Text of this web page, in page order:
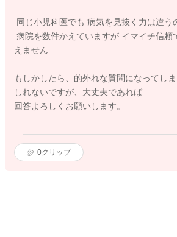
同じ小児科医でも 病気を見抜く力は違う
病院を数件かえていますが イマイチ信頼
えません
もしかしたら、的外れな質問になってし
しれないですが、大丈夫であれば
回答よろしくお願いします。
0クリップ